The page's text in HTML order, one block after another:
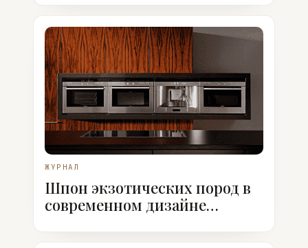
ЖУРНАЛ
Шпон экзотических пород в
современном дизайне